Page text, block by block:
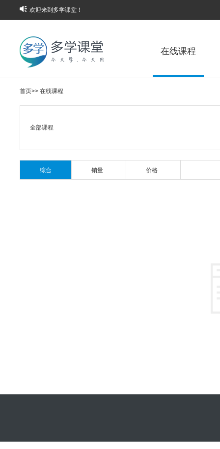
欢迎来到多学课堂！
在线课程
首页>> 在线课程
全部课程
综合 销量 价格